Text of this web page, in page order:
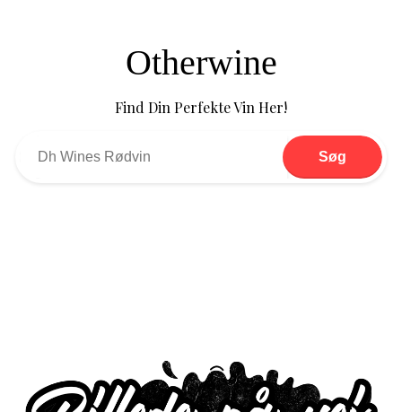
Otherwine
Find Din Perfekte Vin Her!
Søg